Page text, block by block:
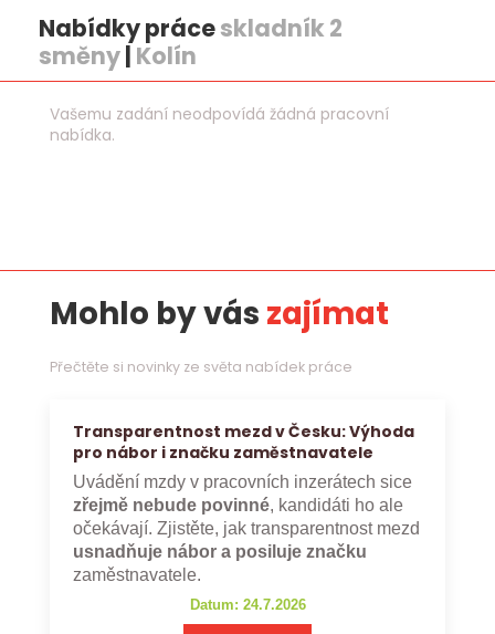
Nabídky práceskladník 2
směny| Kolín
Vašemu zadání neodpovídá žádná pracovní
nabídka.
Mohlo by vás zajímat
Přečtěte si novinky ze světa nabídek práce
Transparentnost mezd v Česku: Výhoda
pro nábor i značku zaměstnavatele
Uvádění mzdy v pracovních inzerátech sice
zřejmě nebude povinné, kandidáti ho ale
očekávají. Zjistěte, jak transparentnost mezd
usnadňuje nábor a posiluje značku
zaměstnavatele.
Datum: 24.7.2026